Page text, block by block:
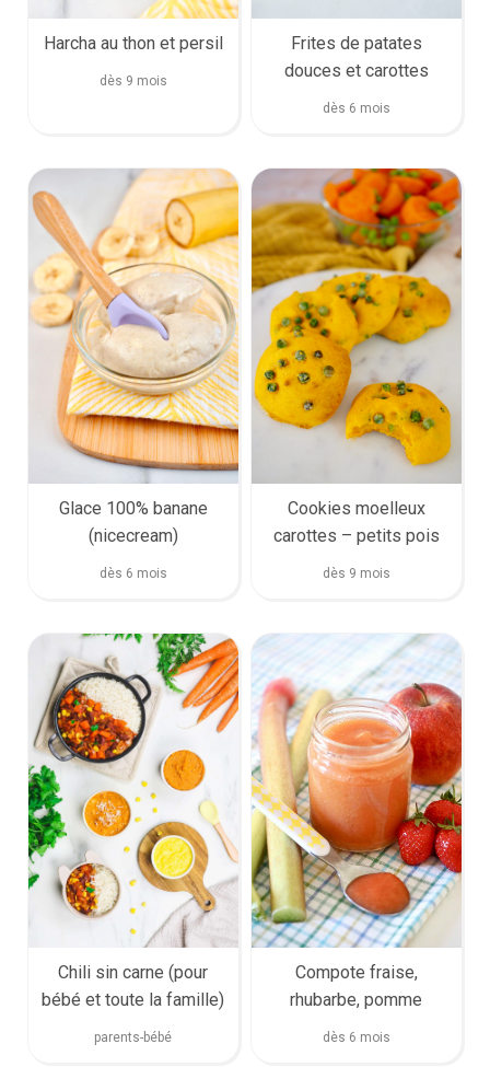
Harcha au thon et persil
dès 9 mois
Frites de patates
douces et carottes
dès 6 mois
Glace 100% banane
(nicecream)
dès 6 mois
Cookies moelleux
carottes – petits pois
dès 9 mois
Chili sin carne (pour
bébé et toute la famille)
parents-bébé
Compote fraise,
rhubarbe, pomme
dès 6 mois